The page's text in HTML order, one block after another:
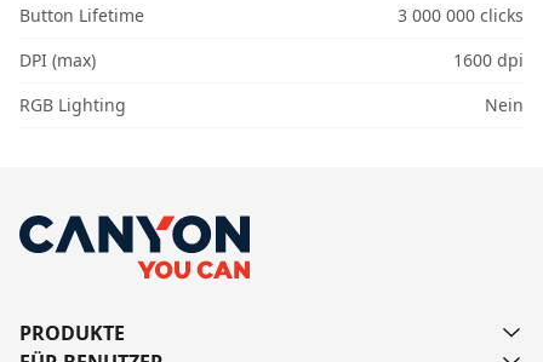
Button Lifetime
3 000 000 clicks
DPI (max)
1600 dpi
RGB Lighting
Nein
PRODUKTE